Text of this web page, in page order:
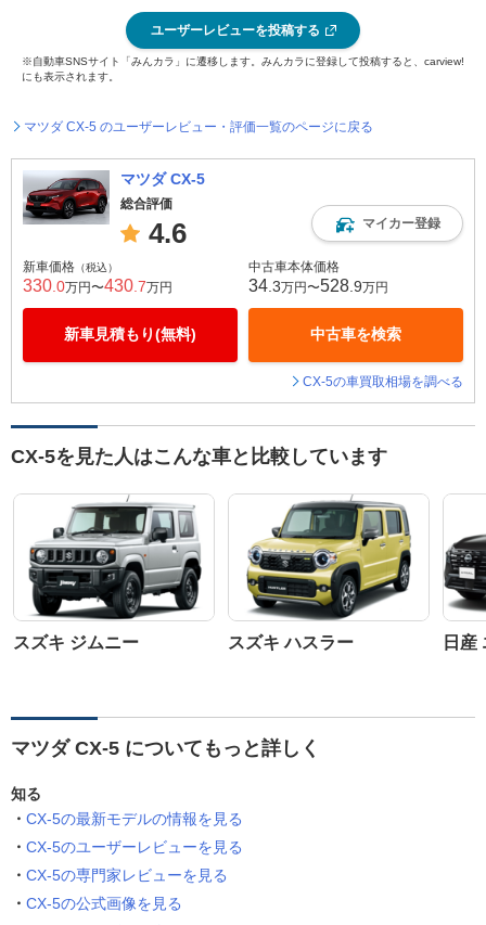
ユーザーレビューを投稿する
※自動車SNSサイト「みんカラ」に遷移します。みんカラに登録して投稿すると、carview!
にも表示されます。
マツダ CX-5 のユーザーレビュー・評価一覧のページに戻る
マツダ CX-5
総合評価
4.6 マイカー登録
新車価格 （税込）
330 .0万円〜430 .7万円
新車見積もり(無料)
中古車本体価格
34 .3万円〜528 .9万円
中古車を検索
CX-5の車買取相場を調べる
CX-5を見た人はこんな車と比較しています
スズキ ジムニー スズキ ハスラー 日産
マツダ CX-5 についてもっと詳しく
知る
CX-5の最新モデルの情報を見る
CX-5のユーザーレビューを見る
CX-5の専門家レビューを見る
CX-5の公式画像を見る